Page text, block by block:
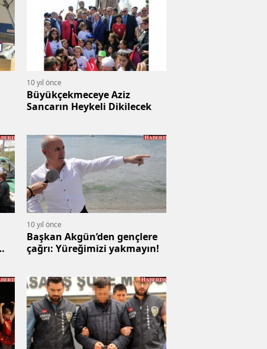
10 yıl önce
Büyükçekmeceye Aziz
Sancarın Heykeli Dikilecek
10 yıl önce
Başkan Akgün’den gençlere
çağrı: Yüreğimizi yakmayın!